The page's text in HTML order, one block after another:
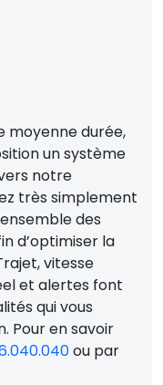
moyenne durée,
un système
notre
très simplement
des
d’optimiser la
vitesse
et alertes font
qui vous
Pour en savoir
ou par